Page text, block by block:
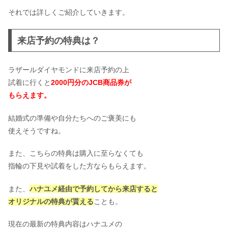
それでは詳しくご紹介していきます。
来店予約の特典は？
ラザールダイヤモンドに来店予約の上
試着に行くと2000円分のJCB商品券が
もらえます。
結婚式の準備や自分たちへのご褒美にも
使えそうですね。
また、こちらの特典は購入に至らなくても
指輪の下見や試着をした方ならもらえます。
また、 ハナユメ経由で予約してから来店すると
オリジナルの特典が貰えることも。
現在の最新の特典内容はハナユメの